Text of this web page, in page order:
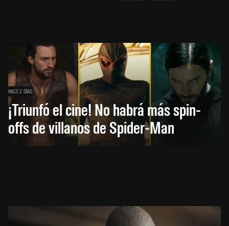
HACE 2 DÍAS
¡Triunfó el cine! No habrá más spin-
offs de villanos de Spider-Man